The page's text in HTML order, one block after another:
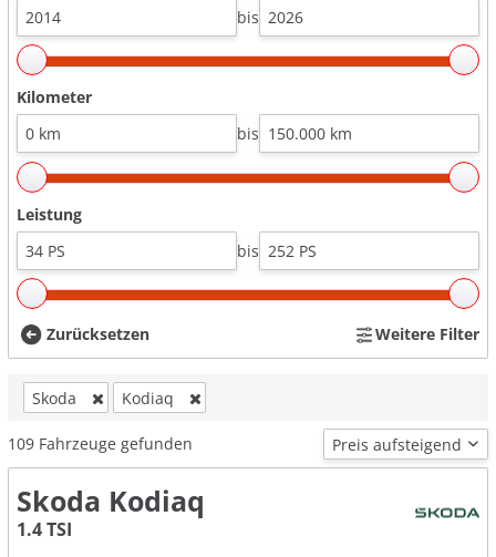
bis
Kilometer
bis
Leistung
bis
Zurücksetzen Weitere Filter
Skoda Kodiaq
109 Fahrzeuge gefunden
Skoda Kodiaq
1.4 TSI